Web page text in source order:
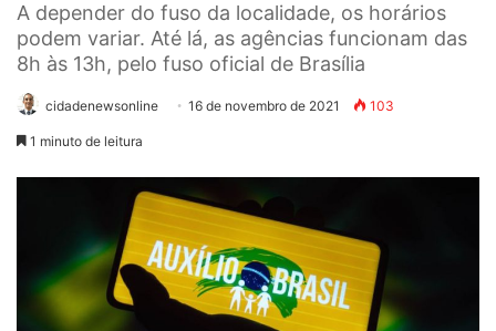
A depender do fuso da localidade, os horários
podem variar. Até lá, as agências funcionam das
8h às 13h, pelo fuso oficial de Brasília
cidadenewsonline 16 de novembro de 2021 103
1 minuto de leitura